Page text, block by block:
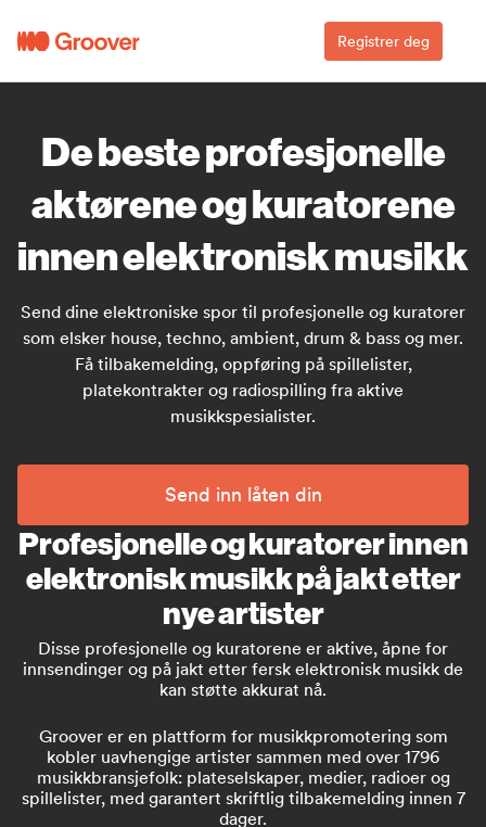
Registrer deg
De beste profesjonelle
aktørene og kuratorene
innen elektronisk musikk
Send dine elektroniske spor til profesjonelle og kuratorer
som elsker house, techno, ambient, drum & bass og mer.
Få tilbakemelding, oppføring på spillelister,
platekontrakter og radiospilling fra aktive
musikkspesialister.
Send inn låten din
Profesjonelle og kuratorer innen
elektronisk musikk på jakt etter
nye artister
Disse profesjonelle og kuratorene er aktive, åpne for
innsendinger og på jakt etter fersk elektronisk musikk de
kan støtte akkurat nå.
Groover er en plattform for musikkpromotering som
kobler uavhengige artister sammen med over 1796
musikkbransjefolk: plateselskaper, medier, radioer og
spillelister, med garantert skriftlig tilbakemelding innen 7
dager.